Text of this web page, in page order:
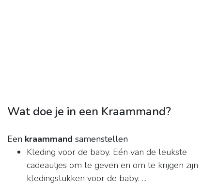
Wat doe je in een Kraammand?
Een kraammand samenstellen
Kleding voor de baby. Eén van de leukste
cadeautjes om te geven en om te krijgen zijn
kledingstukken voor de baby. ...